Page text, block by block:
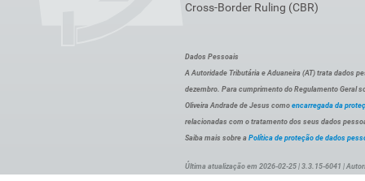
Cross-Border Ruling (CBR)
Dados Pessoais
A Autoridade Tributária e Aduaneira (AT) trata dados
dezembro. Para cumprimento do Regulamento Geral
Oliveira Andrade de Jesus como encarregada da
relacionadas com o tratamento dos seus dados
Saiba mais sobre a Política de proteção de dados
Última atualização em 2026-02-25 | 3.3.15-6041 |